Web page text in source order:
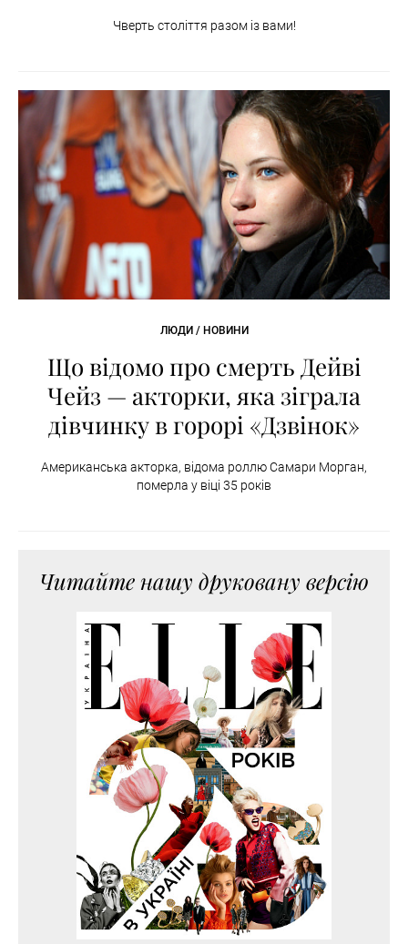
Чверть століття разом із вами!
ЛЮДИ / НОВИНИ
Що відомо про смерть Дейві
Чейз — акторки, яка зіграла
дівчинку в горорі «Дзвінок»
Американська акторка, відома роллю Самари Морган,
померла у віці 35 років
Читайте нашу друковану версію